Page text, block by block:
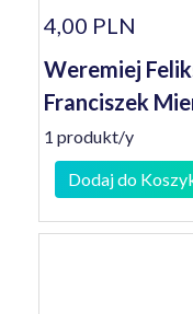
4,00 PLN
Weremiej
Franciszek
1 produkt/y
Dodaj do